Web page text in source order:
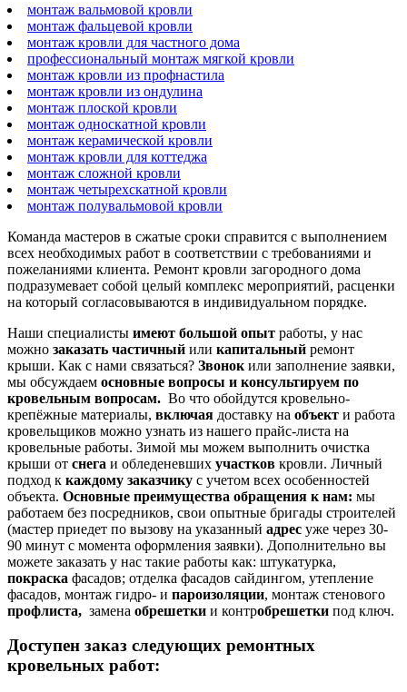
монтаж вальмовой кровли
монтаж фальцевой кровли
монтаж кровли для частного дома
профессиональный монтаж мягкой кровли
монтаж кровли из профнастила
монтаж кровли из ондулина
монтаж плоской кровли
монтаж односкатной кровли
монтаж керамической кровли
монтаж кровли для коттеджа
монтаж сложной кровли
монтаж четырехскатной кровли
монтаж полувальмовой кровли
Команда мастеров в сжатые сроки справится с выполнением
всех необходимых работ в соответствии с требованиями и
пожеланиями клиента. Ремонт кровли загородного дома
подразумевает собой целый комплекс мероприятий, расценки
на который согласовываются в индивидуальном порядке.
Наши специалисты имеют большой опыт работы, у нас
можно заказать частичный или капитальный ремонт
крыши. Как с нами связаться? Звонок или заполнение заявки,
мы обсуждаем основные вопросы и консультируем по
кровельным вопросам. Во что обойдутся кровельно-
крепёжные материалы, включая доставку на объект и работа
кровельщиков можно узнать из нашего прайс-листа на
кровельные работы. Зимой мы можем выполнить очистка
крыши от снега и обледеневших участков кровли. Личный
подход к каждому заказчику с учетом всех особенностей
объекта. Основные преимущества обращения к нам: мы
работаем без посредников, свои опытные бригады строителей
(мастер приедет по вызову на указанный адрес уже через 30-
90 минут с момента оформления заявки). Дополнительно вы
можете заказать у нас такие работы как: штукатурка,
покраска фасадов; отделка фасадов сайдингом, утепление
фасадов, монтаж гидро- и пароизоляции, монтаж стенового
профлиста, замена обрешетки и контробрешетки под ключ.
Доступен заказ следующих ремонтных
кровельных работ: